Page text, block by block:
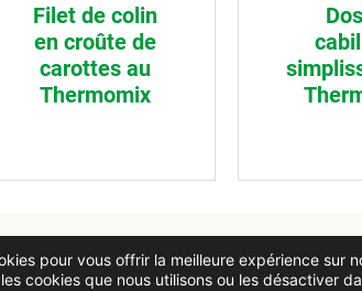
Filet de colin
en croûte de
carottes au
Thermomix
Paramétrer les
pour vous offrir la meilleure expérience sur
cookies que nous utilisons ou les désactiver